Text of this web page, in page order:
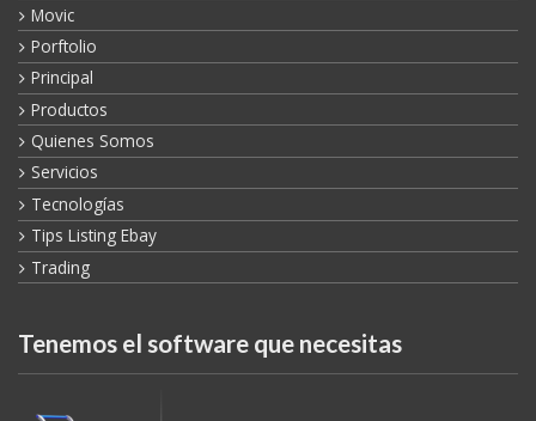
Movic
Porftolio
Principal
Productos
Quienes Somos
Servicios
Tecnologías
Tips Listing Ebay
Trading
Tenemos el software que necesitas